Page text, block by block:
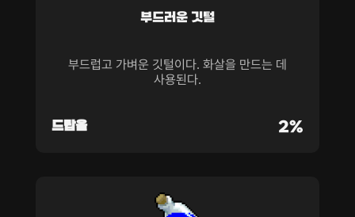
부드러운 깃털
부드럽고 가벼운 깃털이다. 화살을 만드는 데
사용된다.
드랍율 2%